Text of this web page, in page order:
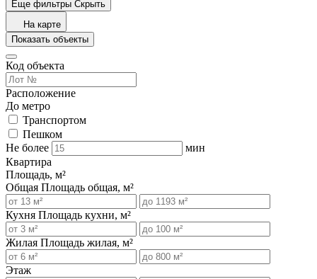
Еще фильтры Скрыть
На карте
Показать объекты
Код объекта
Расположение
До метро
Транспортом
Пешком
Не более
мин
Квартира
Площадь, м²
Общая Площадь общая, м²
Кухня Площадь кухни, м²
Жилая Площадь жилая, м²
Этаж